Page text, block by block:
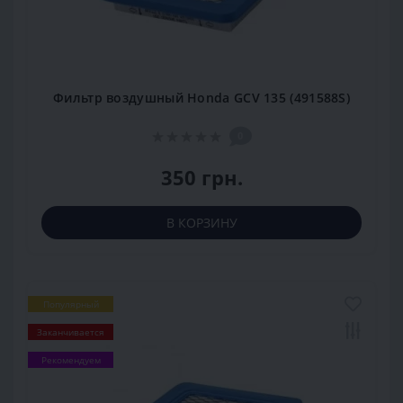
Фильтр воздушный Honda GCV 135 (491588S)
350 грн.
В КОРЗИНУ
Популярный
Заканчивается
Рекомендуем